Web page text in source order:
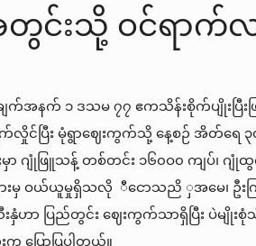
တွင်းသို့ ဝင်ရာက်
က်အနက် ၁ ဒသမ ၇၇ ဧကသိန်းစိုက်ပျိုးပြီး
လှိုင်ပြီး မုံရွာဈေးကွက်သို့ နေ့စဉ် အိတ်ရေ ၃
ာ ဂျုံဖြူသန့် တစ်တင်း ၁၆၀ဝ၀ ကျပ်၊ ဂျုံ
များမှ ဝယ်ယူမှုရှိသလို ီငောသညိ ှအမေ၊ ဦ
ာ ပြည်တွင်း ဈေးကွက်သာရှိပြီး ပဲမျိုးစုံသီး
ည်တစ်ဦးက ပြောပြပါတယ်။